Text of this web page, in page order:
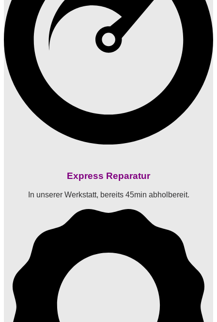
Express Reparatur
In unserer Werkstatt, bereits 45min abholbereit.